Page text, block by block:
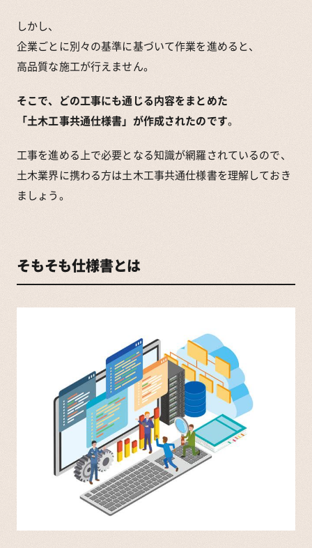
しかし、
企業ごとに別々の基準に基づいて作業を進めると、
高品質な施工が行えません。
そこで、どの工事にも通じる内容をまとめた
「土木工事共通仕様書」が作成されたのです。
工事を進める上で必要となる知識が網羅されているので、
土木業界に携わる方は土木工事共通仕様書を理解しておき
ましょう。
そもそも仕様書とは